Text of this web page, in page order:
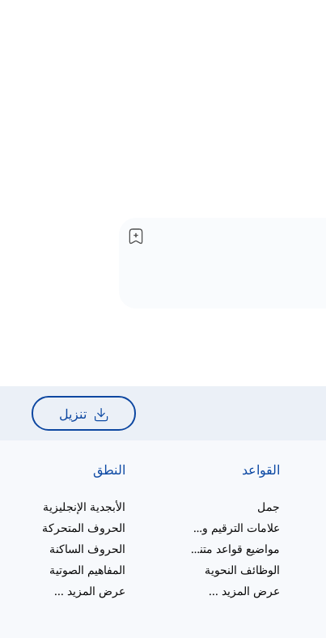
تنزيل
القواعد
جمل
علامات الترقيم والإملاء
مواضيع قواعد متنوعة
الوظائف النحوية
عرض المزيد ...
النطق
الأبجدية الإنجليزية
الحروف المتحركة
الحروف الساكنة
المفاهيم الصوتية
عرض المزيد ...